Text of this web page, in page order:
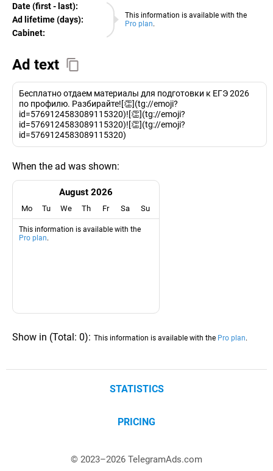
This information is available with the
Pro plan.
Date (first - last):
09.08.2026
Ad lifetime (days):
Cabinet:
EURO
Ad text
Бесплатно отдаем материалы для подготовки к ЕГЭ 2026
по профилю. Разбирайте![👏](tg://emoji?
id=5769124583089115320)![👏](tg://emoji?
id=5769124583089115320)![👏](tg://emoji?
id=5769124583089115320)
When the ad was shown:
August 2026
Mo Tu We Th Fr Sa Su
This information is available with the
Pro plan.
Show in (Total: 0): This information is available with the Pro plan.
STATISTICS
PRICING
© 2023–2026 TelegramAds.com